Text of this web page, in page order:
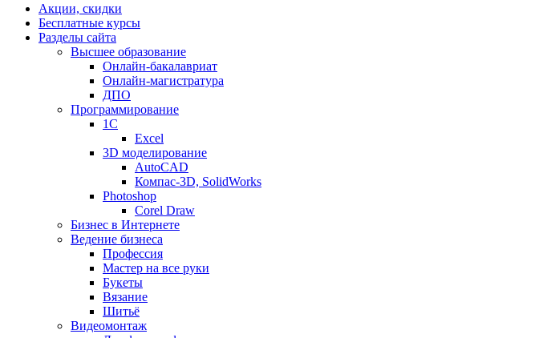
Акции, скидки
Бесплатные курсы
Разделы сайта
Высшее образование
Онлайн-бакалавриат
Онлайн-магистратура
ДПО
Программирование
1С
Excel
3D моделирование
AutoCAD
Компас-3D, SolidWorks
Photoshop
Corel Draw
Бизнес в Интернете
Ведение бизнеса
Профессия
Мастер на все руки
Букеты
Вязание
Шитьё
Видеомонтаж